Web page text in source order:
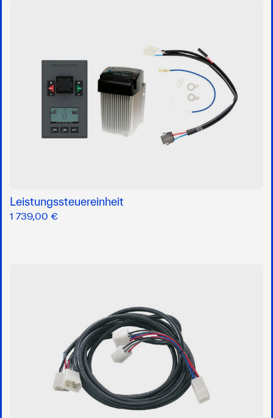
Leistungssteuereinheit
1 739,00 €